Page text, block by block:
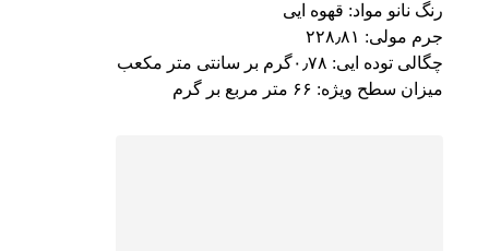
رنگ نانو مواد: قهوه ایی
جرم مولی: ۲۲۸٫۸۱
چگالی توده ایی: ۰٫۷۸گرم بر سانتی متر مکعب
میزان سطح ویژه: ۶۶ متر مربع بر گرم